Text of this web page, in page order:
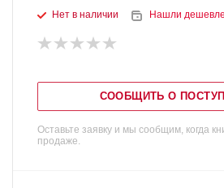
Нет в наличии Нашли
СООБЩИТЬ О
Оставьте заявку и мы сообщим, когда
продаже.